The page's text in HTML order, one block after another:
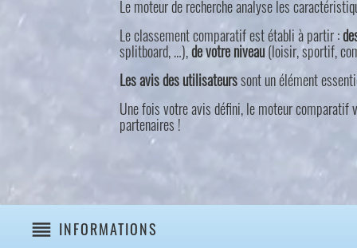
Le moteur de recherche analyse les
Le classement comparatif est établi à partir :
splitboard, …),de votre niveau(loisir, sportif,
Les avis des utilisateurssont un élément
Une fois votre avis défini, le moteur comparatif
partenaires !
reorder INFORMATIONS